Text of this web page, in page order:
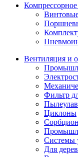
Вентиляция и
Фильтр
Циклоны
Системы
Для